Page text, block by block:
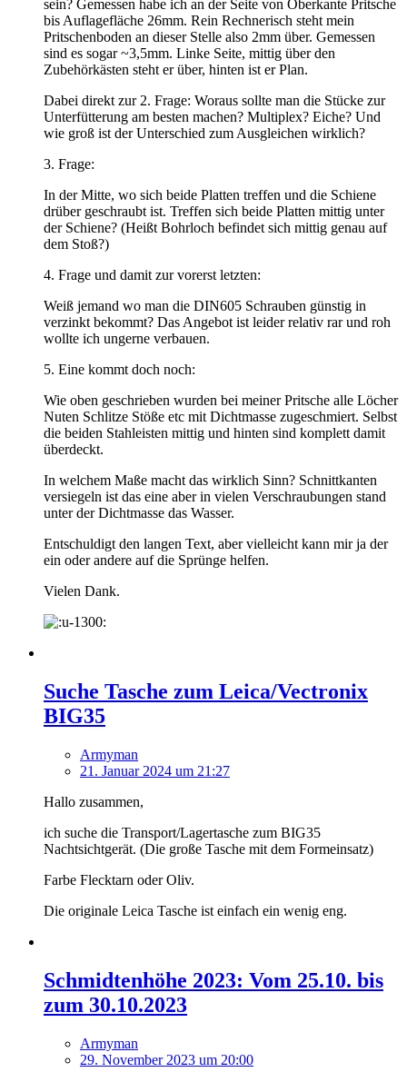
sein? Gemessen habe ich an der Seite von Oberkante Pritsche
bis Auflagefläche 26mm. Rein Rechnerisch steht mein
Pritschenboden an dieser Stelle also 2mm über. Gemessen
sind es sogar ~3,5mm. Linke Seite, mittig über den
Zubehörkästen steht er über, hinten ist er Plan.
Dabei direkt zur 2. Frage: Woraus sollte man die Stücke zur
Unterfütterung am besten machen? Multiplex? Eiche? Und
wie groß ist der Unterschied zum Ausgleichen wirklich?
3. Frage:
In der Mitte, wo sich beide Platten treffen und die Schiene
drüber geschraubt ist. Treffen sich beide Platten mittig unter
der Schiene? (Heißt Bohrloch befindet sich mittig genau auf
dem Stoß?)
4. Frage und damit zur vorerst letzten:
Weiß jemand wo man die DIN605 Schrauben günstig in
verzinkt bekommt? Das Angebot ist leider relativ rar und roh
wollte ich ungerne verbauen.
5. Eine kommt doch noch:
Wie oben geschrieben wurden bei meiner Pritsche alle Löcher
Nuten Schlitze Stöße etc mit Dichtmasse zugeschmiert. Selbst
die beiden Stahleisten mittig und hinten sind komplett damit
überdeckt.
In welchem Maße macht das wirklich Sinn? Schnittkanten
versiegeln ist das eine aber in vielen Verschraubungen stand
unter der Dichtmasse das Wasser.
Entschuldigt den langen Text, aber vielleicht kann mir ja der
ein oder andere auf die Sprünge helfen.
Vielen Dank.
Suche Tasche zum Leica/Vectronix
BIG35
Armyman
21. Januar 2024 um 21:27
Hallo zusammen,
ich suche die Transport/Lagertasche zum BIG35
Nachtsichtgerät. (Die große Tasche mit dem Formeinsatz)
Farbe Flecktarn oder Oliv.
Die originale Leica Tasche ist einfach ein wenig eng.
Schmidtenhöhe 2023: Vom 25.10. bis
zum 30.10.2023
Armyman
29. November 2023 um 20:00